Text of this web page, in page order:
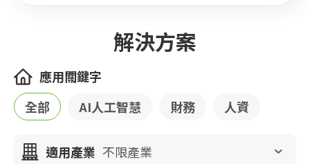
解決方案
應用關鍵字
全部
AI人工智慧 財務 人資
適用產業 不限產業